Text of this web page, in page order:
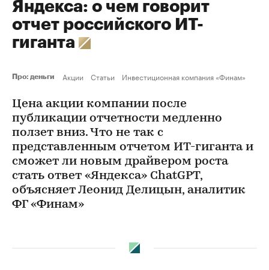
Яндекса: о чем говорит
отчет российского ИТ-
гиганта
Про: деньги Акции Статьи Инвестиционная компания «Финам»
Цена акции компании после
публикации отчетности медленно
ползет вниз. Что не так с
представленным отчетом ИТ-гиганта и
сможет ли новым драйвером роста
стать ответ «Яндекса» ChatGPT,
объясняет Леонид Делицын, аналитик
ФГ «Финам»